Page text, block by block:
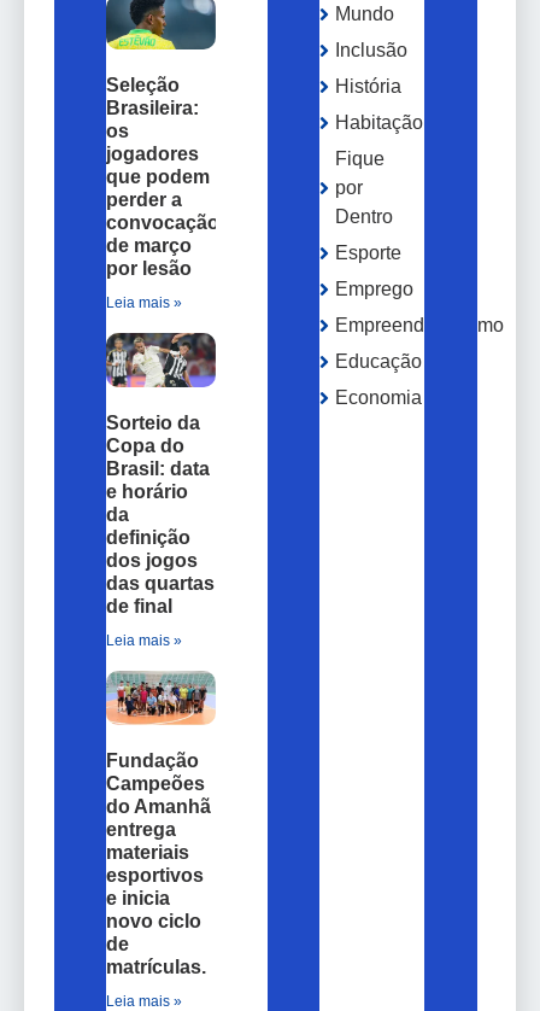
Seleção
Brasileira:
os
jogadores
que podem
perder a
convocação
de março
por lesão
Leia mais »
Sorteio da
Copa do
Brasil: data
e horário
da
definição
dos jogos
das quartas
de final
Leia mais »
Fundação
Campeões
do Amanhã
entrega
materiais
esportivos
e inicia
novo ciclo
de
matrículas.
Leia mais »
Mundo
Inclusão
História
Habitação
Fique
por
Dentro
Esporte
Emprego
Empreendedorismo
Educação
Economia